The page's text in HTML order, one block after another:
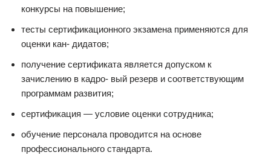
конкурсы на повышение;
тесты сертификационного экзамена применяются для
оценки кан- дидатов;
получение сертификата является допуском к
зачислению в кадро- вый резерв и соответствующим
программам развития;
сертификация — условие оценки сотрудника;
обучение персонала проводится на основе
профессионального стандарта.